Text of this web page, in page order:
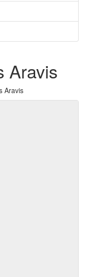
Aravis
Aravis